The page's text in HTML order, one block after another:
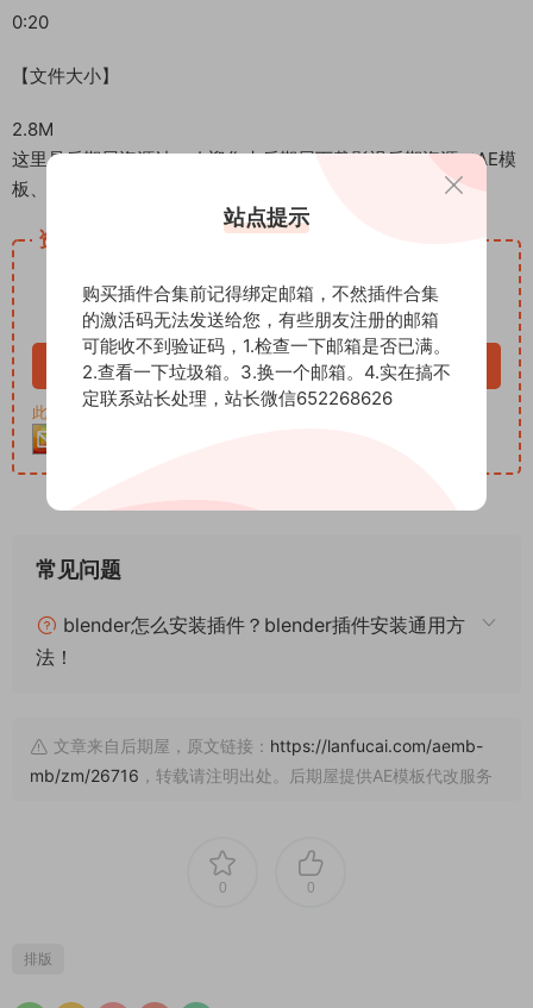
0:20
【文件大小】
2.8M
这里是后期屋资源站，欢迎您来后期屋下载影视后期资源（AE模
板、PR模板、音视频频素材各种插件等）
资源下载
下载价格 12积分
VIP免费
立即购买
此资源购买后30天内可下载。客服QQ：652268626
常见问题
blender怎么安装插件？blender插件安装通用方
法！
文章来自后期屋，原文链接： https://lanfucai.com/aemb-
mb/zm/26716 ，转载请注明出处。后期屋提供AE模板代改服务
0 0
排版
站点提示
购买插件合集前记得绑定邮箱，不然插件合集
的激活码无法发送给您，有些朋友注册的邮箱
可能收不到验证码，1.检查一下邮箱是否已满。
2.查看一下垃圾箱。3.换一个邮箱。4.实在搞不
定联系站长处理，站长微信652268626